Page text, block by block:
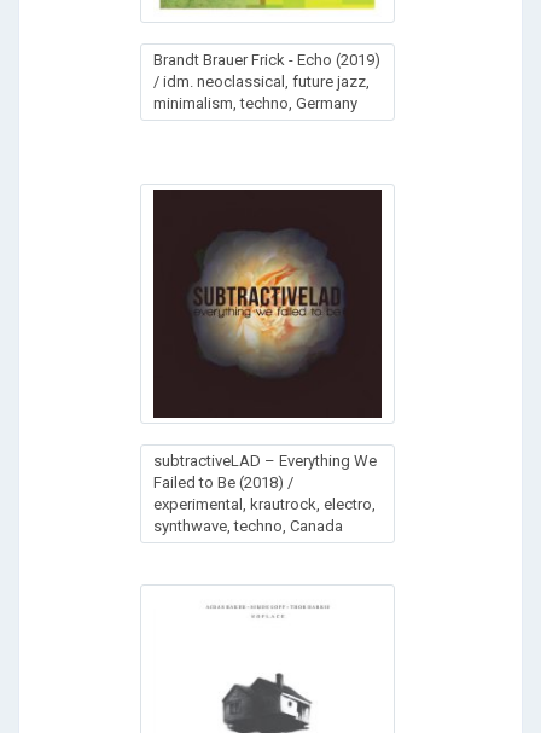
Brandt Brauer Frick - Echo (2019)
/ idm. neoclassical, future jazz,
minimalism, techno, Germany
subtrасtivеLАD – Еvеrуthing Wе
Fаilеd tо Ве (2018) /
experimental, krautrock, electro,
synthwave, techno, Canada